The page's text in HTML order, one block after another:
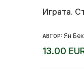
Играта.
АВТОР: Ян Бек
13.00